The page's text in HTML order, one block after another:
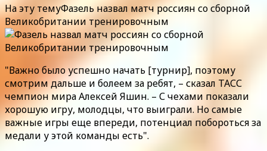
На эту темуФазель назвал матч россиян со сборной
Великобритании тренировочным
"Важно было успешно начать [турнир], поэтому
смотрим дальше и болеем за ребят, – сказал ТАСС
чемпион мира Алексей Яшин. – С чехами показали
хорошую игру, молодцы, что выиграли. Но самые
важные игры еще впереди, потенциал побороться за
медали у этой команды есть".